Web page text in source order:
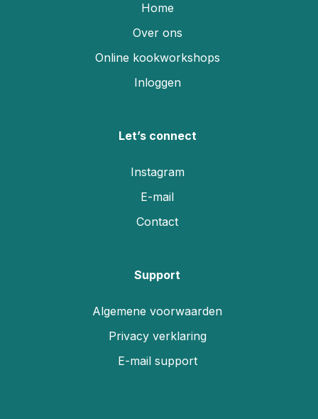
Home
Over ons
Online kookworkshops
Inloggen
Let’s connect
Instagram
E-mail
Contact
Support
Algemene voorwaarden
Privacy verklaring
E-mail support